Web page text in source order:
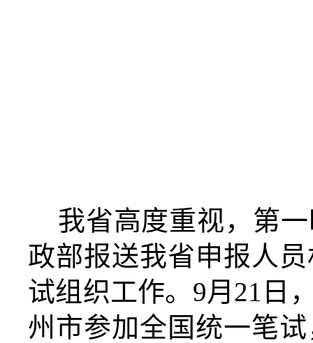
我省高度重视，第
政部报送我省申报人
试组织工作。9月21日
州市参加全国统一笔